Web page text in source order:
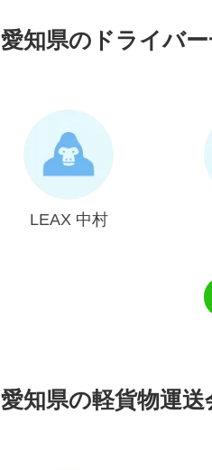
愛知県のドライバ
LEAX 中村
愛知県の軽貨物運送